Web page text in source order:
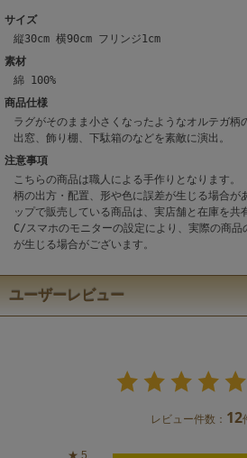
サイズ
縦30cm 横90cm フリンジ1cm
素材
綿 100%
商品仕様
ラグがそのまま小さくなったようなオルテガ柄
出窓、飾り棚、下駄箱のなどを素敵に演出。
注意事項
こちらの商品は職人による手作りとなります
柄の出方・配置、形や色に誤差が生じる場合が
ップで販売している商品は、実店舗と在庫を
C/スマホのモニターの設定により、実際の商品
が生じる場合がございます。
ユーザーレビュー
レビュー件数： 12
★ 5